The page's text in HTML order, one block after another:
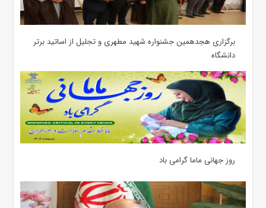
برگزاری هجدهمین جشنواره شهید مطهری و تجلیل از اساتید برتر
دانشگاه
روز جهانی ماما گرامی باد